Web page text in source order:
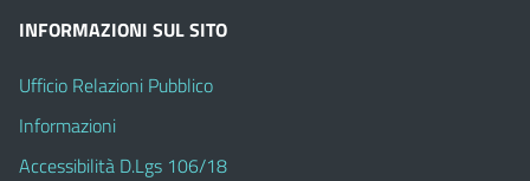
INFORMAZIONI SUL SITO
Ufficio Relazioni Pubblico
Informazioni
Accessibilità D.Lgs 106/18